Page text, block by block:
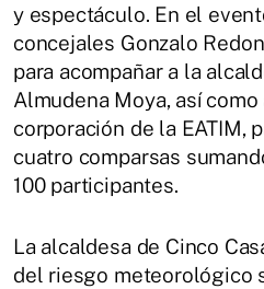
y espectáculo. En el
concejales Gonzalo
para acompañar a la
Almudena Moya, así
corporación de la EATIM,
cuatro comparsas
100 participantes.
La alcaldesa de Cinco
del riesgo meteorológico